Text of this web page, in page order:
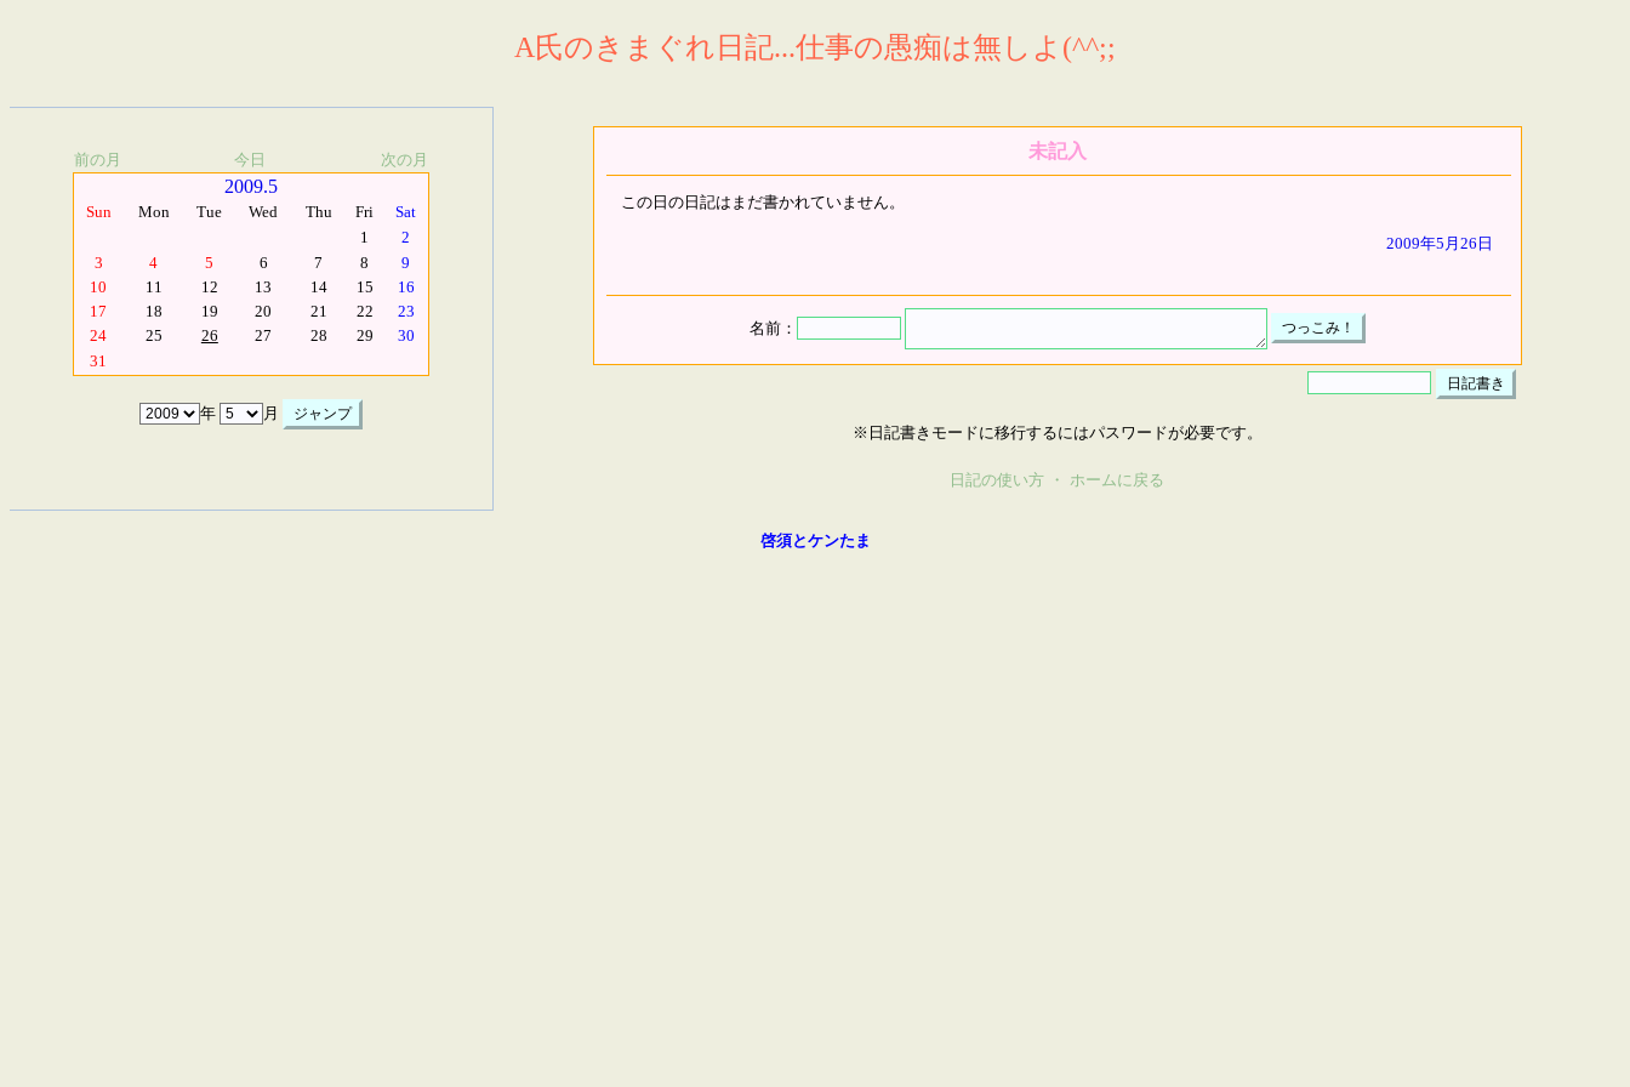
A氏のきまぐれ日記...仕事の愚痴は無しよ(^^;;
前の月 今日 次の月
2009.5
Sun Mon Tue Wed Thu Fri
Sat
1
2
3
4 5 6 7 8
9
10
11 12 13 14 15
16
17
18 19 20 21 22
23
24
25 26 27 28 29
30
31
年 月
未記入
この日の日記はまだ書かれていません。
2009年5月26日
名前：
※日記書きモードに移行するにはパスワードが必要です。
日記の使い方 ・ ホームに戻る
啓須とケンたま